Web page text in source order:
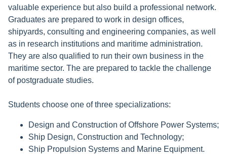
valuable experience but also build a professional network.
Graduates are prepared to work in design offices,
shipyards, consulting and engineering companies, as well
as in research institutions and maritime administration.
They are also qualified to run their own business in the
maritime sector. The are prepared to tackle the challenge
of postgraduate studies.
Students choose one of three specializations:
Design and Construction of Offshore Power Systems;
Ship Design, Construction and Technology;
Ship Propulsion Systems and Marine Equipment.